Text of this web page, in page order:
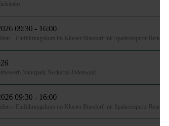
09:30 - 16:00
– Einführungskurs im Kloster Binsdorf mit Spalierexperte Reiner
Naturpark Neckartal-Odenwald
09:30 - 16:00
– Einführungskurs im Kloster Binsdorf mit Spalierexperte Reiner